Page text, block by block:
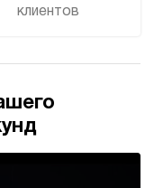
клиентов